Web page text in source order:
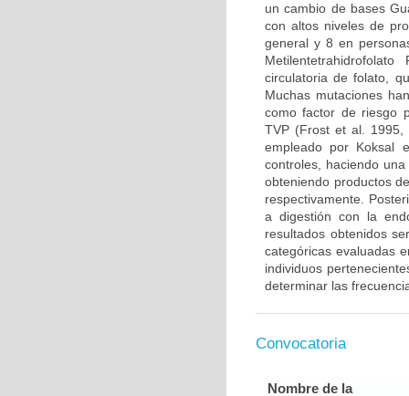
un cambio de bases
con altos niveles de
general y 8 en
circulatoria de folato,
Muchas mutaciones
como factor de riesgo
TVP (Frost et al. 1995,
empleado por Koksal
controles, haciendo
obteniendo productos
respectivamente.
a digestión con la
resultados obtenidos
categóricas evaluadas
individuos
determinar las
Convocatoria
Nombre de la